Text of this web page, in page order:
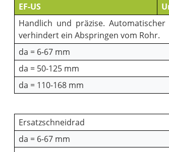
EF-US
Handlich und präzise.
verhindert ein Abspringen vom Rohr.
da = 6-67 mm
da = 50-125 mm
da = 110-168 mm
Ersatzschneidrad
da = 6-67 mm